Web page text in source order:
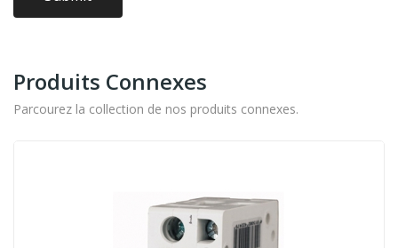
Produits Connexes
Parcourez la collection de nos produits connexes.